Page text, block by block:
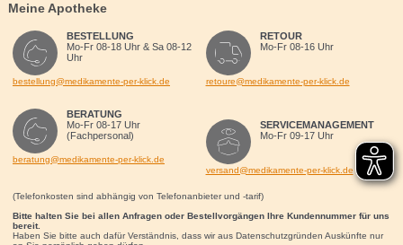
Meine Apotheke
BESTELLUNG
Mo-Fr 08-18 Uhr & Sa 08-12
Uhr
bestellung@medikamente-per-klick.de
BERATUNG
Mo-Fr 08-17 Uhr
(Fachpersonal)
beratung@medikamente-per-klick.de
RETOUR
Mo-Fr 08-16 Uhr
retoure@medikamente-per-klick.de
SERVICEMANAGEMENT
Mo-Fr 09-17 Uhr
versand@medikamente-per-klick.de
(Telefonkosten sind abhängig von Telefonanbieter und -tarif)
Bitte halten Sie bei allen Anfragen oder Bestellvorgängen Ihre Kundennummer für uns
bereit.
Haben Sie bitte auch dafür Verständnis, dass wir aus Datenschutzgründen Auskünfte nur